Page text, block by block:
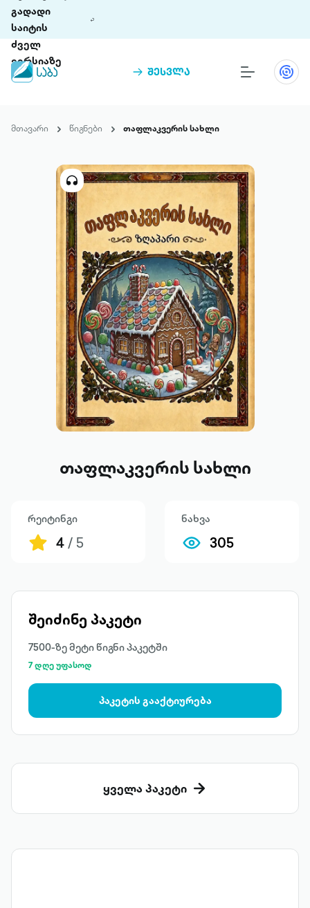
გადადი
საიტის
ძველ
ვერსიაზე
შესვლა
თინეთი 9 ციფრულ პლატფორმასა და 5
ჩვენ შესახებ
პაკეტები
მთავარი წიგნები თაფლაკვერის სახლი
თაფლაკვერის სახლი
რეიტინგი
4/ 5
ნახვა
305
შეიძინე პაკეტი
7500-ზე მეტი წიგნი პაკეტში
7 დღე უფასოდ
პაკეტის გააქტიურება
ყველა პაკეტი